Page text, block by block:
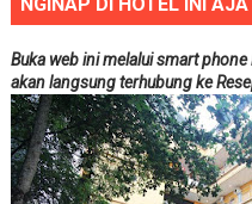
Buka web ini melalui smart
akan langsung terhubung ke